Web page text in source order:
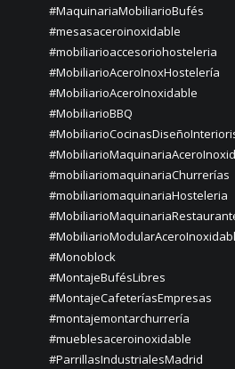
#MaquinariaMobiliarioBufés
#mesasaceroinoxidable
#mobiliarioaccesoriohosteleria
#MobiliarioAceroInoxHostelería
#MobiliarioAceroInoxidable
#MobiliarioBBQ
#mobiliariomaquinariaChurrerías
#mobiliariomaquinariaHosteleria
#Monoblock
#MontajeBufésLibres
#MontajeCafeteríasEmpresas
#montajemontarchurrería
#mueblesaceroinoxidable
#ParrillasIndustrialesMadrid